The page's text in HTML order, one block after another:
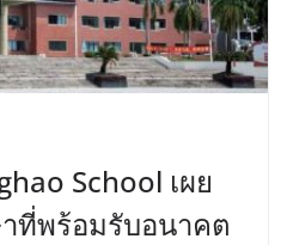
School เผย
ที่พร้อมรับอนาคต